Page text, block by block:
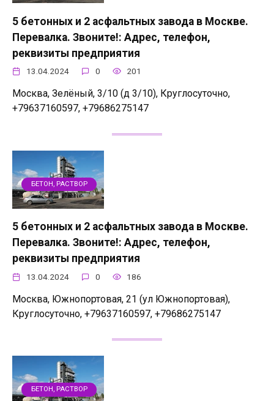
5 бетонных и 2 асфальтных завода в Москве.
Перевалка. Звоните!: Адрес, телефон,
реквизиты предприятия
13.04.2024 0 201
Москва, Зелёный, 3/10 (д 3/10), Круглосуточно,
+79637160597, +79686275147
БЕТОН, РАСТВОР
5 бетонных и 2 асфальтных завода в Москве.
Перевалка. Звоните!: Адрес, телефон,
реквизиты предприятия
13.04.2024 0 186
Москва, Южнопортовая, 21 (ул Южнопортовая),
Круглосуточно, +79637160597, +79686275147
БЕТОН, РАСТВОР